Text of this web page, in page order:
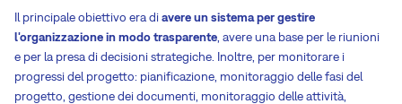
Il principale obiettivo era diavere un sistema per gestire
l'organizzazione in modo trasparente , avere una base per le riunioni
e per la presa di decisioni strategiche. Inoltre, per monitorare i
progressi del progetto: pianificazione, monitoraggio delle fasi del
progetto, gestione dei documenti, monitoraggio delle attività,